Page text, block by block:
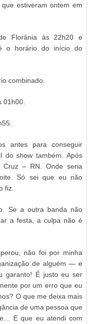
estiveram ontem em
Florânia às 22h20 e
o horário do início do
combinado.
01h00.
antes para conseguir
do show também. Após
Cruz – RN. Onde seria
Só sei que eu não
fiz.
Se a outra banda não
a festa, a culpa não é
não foi por minha
de alguém — e
garanto! É justo eu ser
por um erro que eu
O que me deixa mais
de uma pessoa que
E que eu atendi com